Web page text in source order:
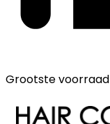
Grootste voorraad